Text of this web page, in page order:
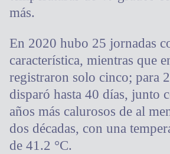
más.
En 2020 hubo 25 jornadas
característica, mientras que
registraron solo cinco; para
disparó hasta 40 días, junto
años más calurosos de al
dos décadas, con una
de 41.2 °C.